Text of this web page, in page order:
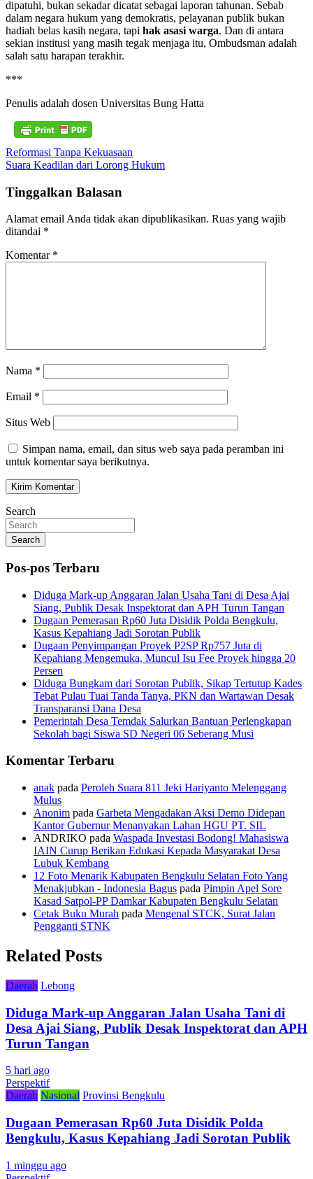
dipatuhi, bukan sekadar dicatat sebagai laporan tahunan. Sebab
dalam negara hukum yang demokratis, pelayanan publik bukan
hadiah belas kasih negara, tapi hak asasi warga. Dan di antara
sekian institusi yang masih tegak menjaga itu, Ombudsman adalah
salah satu harapan terakhir.
***
Penulis adalah dosen Universitas Bung Hatta
Navigasi
pos
Reformasi Tanpa Kekuasaan
Suara Keadilan dari Lorong Hukum
Tinggalkan Balasan
Alamat email Anda tidak akan dipublikasikan. Ruas yang wajib
ditandai *
Komentar *
Nama *
Email *
Situs Web
Simpan nama, email, dan situs web saya pada peramban ini
untuk komentar saya berikutnya.
Search
Search
Pos-pos Terbaru
Diduga Mark-up Anggaran Jalan Usaha Tani di Desa Ajai
Siang, Publik Desak Inspektorat dan APH Turun Tangan
Dugaan Pemerasan Rp60 Juta Disidik Polda Bengkulu,
Kasus Kepahiang Jadi Sorotan Publik
Dugaan Penyimpangan Proyek P2SP Rp757 Juta di
Kepahiang Mengemuka, Muncul Isu Fee Proyek hingga 20
Persen
Diduga Bungkam dari Sorotan Publik, Sikap Tertutup Kades
Tebat Pulau Tuai Tanda Tanya, PKN dan Wartawan Desak
Transparansi Dana Desa
Pemerintah Desa Temdak Salurkan Bantuan Perlengkapan
Sekolah bagi Siswa SD Negeri 06 Seberang Musi
Komentar Terbaru
anak pada Peroleh Suara 811 Jeki Hariyanto Melenggang
Mulus
Anonim pada Garbeta Mengadakan Aksi Demo Didepan
Kantor Gubernur Menanyakan Lahan HGU PT. SIL
ANDRIKO pada Waspada Investasi Bodong! Mahasiswa
IAIN Curup Berikan Edukasi Kepada Masyarakat Desa
Lubuk Kembang
12 Foto Menarik Kabupaten Bengkulu Selatan Foto Yang
Menakjubkan - Indonesia Bagus pada Pimpin Apel Sore
Kasad Satpol-PP Damkar Kabupaten Bengkulu Selatan
Cetak Buku Murah pada Mengenal STCK, Surat Jalan
Pengganti STNK
Related Posts
Daerah Lebong
Diduga Mark-up Anggaran Jalan Usaha Tani di
Desa Ajai Siang, Publik Desak Inspektorat dan APH
Turun Tangan
5 hari ago
Perspektif
Daerah Nasional Provinsi Bengkulu
Dugaan Pemerasan Rp60 Juta Disidik Polda
Bengkulu, Kasus Kepahiang Jadi Sorotan Publik
1 minggu ago